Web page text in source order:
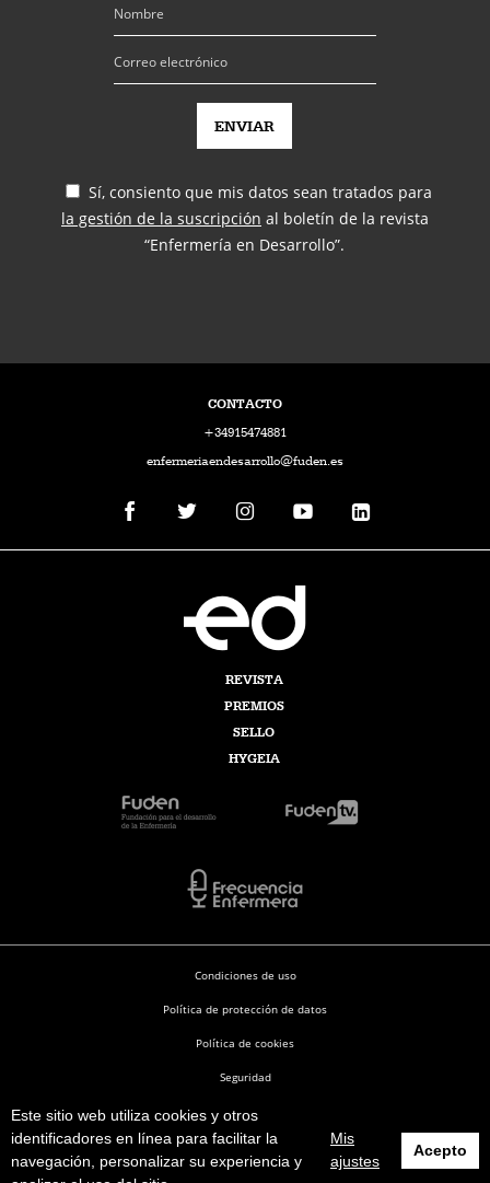
Este sitio web utiliza cookies y otros
identificadores en línea para facilitar la
navegación, personalizar su experiencia y
Mis
ajustes
Acepto
Sí, consiento que mis datos sean tratados para
la gestión de la suscripción al boletín de la revista
“Enfermería en Desarrollo”.
CONTACTO
+34915474881
enfermeriaendesarrollo@fuden.es
REVISTA
PREMIOS
SELLO
HYGEIA
Enfermería en Desarrollo © 2026
Condiciones de uso
Política de protección de datos
Política de cookies
Seguridad